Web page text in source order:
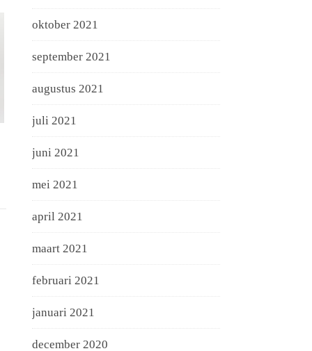
oktober 2021
september 2021
augustus 2021
juli 2021
juni 2021
mei 2021
april 2021
maart 2021
februari 2021
januari 2021
december 2020